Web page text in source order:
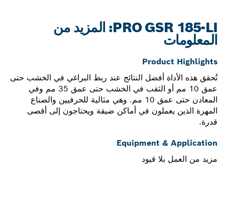
PRO GSR 185-LI: المزيد من
المعلومات
Product Highlights
تُحقق هذه الأداة أفضل النتائج عند ربط البراغي في الخشب حتى
عمق 10 مم أو الثقب في الخشب حتى عمق 35 مم وفي
المعادن حتى عمق 10 مم. وهي مثالية للحرفيين والصناع
المهرة الذين يعملون في أماكن ضيقة ويحتاجون إلى أقصى
قدرة.
Equipment & Application
مزيد من العمل بلا قيود